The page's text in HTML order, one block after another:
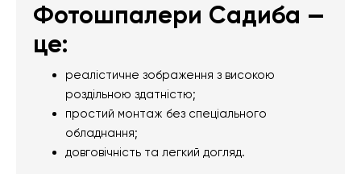
Фотошпалери Садиба —
це:
реалістичне зображення з високою
роздільною здатністю;
простий монтаж без спеціального
обладнання;
довговічність та легкий догляд.